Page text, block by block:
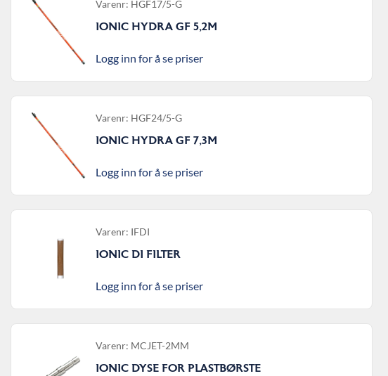
Varenr: HGF17/5-G
IONIC HYDRA GF 5,2M
Logg inn for å se priser
Varenr: HGF24/5-G
IONIC HYDRA GF 7,3M
Logg inn for å se priser
Varenr: IFDI
IONIC DI FILTER
Logg inn for å se priser
Varenr: MCJET-2MM
IONIC DYSE FOR PLASTBØRSTE